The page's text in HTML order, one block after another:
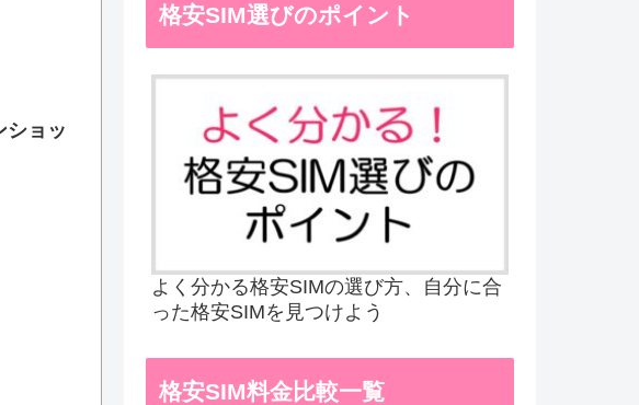
ショッ
格安SIM選びのポイント
よく分かる格安SIMの選び方、自分に合
った格安SIMを見つけよう
格安SIM料金比較一覧